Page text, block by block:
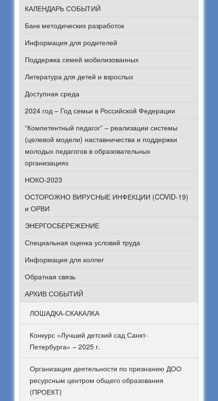
КАЛЕНДАРЬ СОБЫТИЙ
Банк методических разработок
Информация для родителей
Поддержка семей мобилизованных
Литература для детей и взрослых
Доступная среда
2024 год – Год семьи в Российской Федерации
“Компетентный педагог” – реализации системы
(целевой модели) наставничества и поддержки
молодых педагогов в образовательных
организациях
НОКО-2023
ОСТОРОЖНО ВИРУСНЫЕ ИНФЕКЦИИ (COVID-19)
и ОРВИ
ЭНЕРГОСБЕРЕЖЕНИЕ
Специальная оценка условий труда
Информация для коллег
Обратная связь
АРХИВ СОБЫТИЙ
ЛОШАДКА-СКАКАЛКА
Конкурс «Лучший детский сад Санкт-
Петербурга» – 2025 г.
Организация деятельности по признанию ДОО
ресурсным центром общего образования
(ПРОЕКТ)